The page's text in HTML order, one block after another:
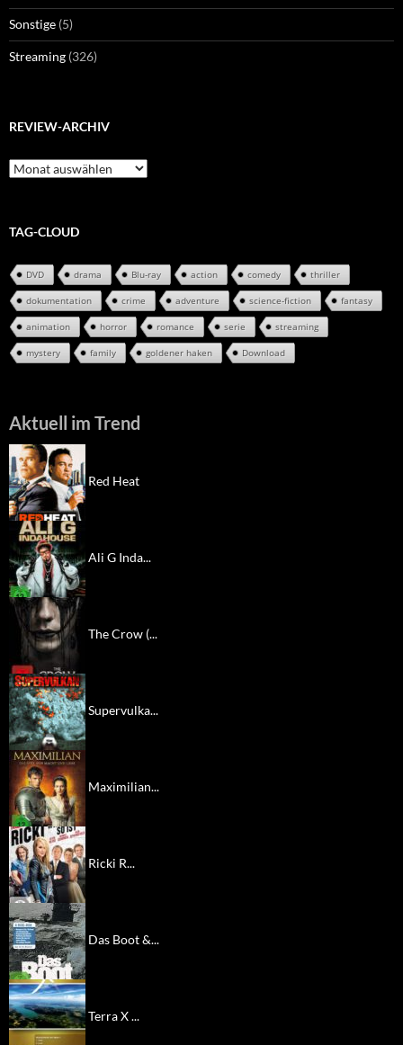
Sonstige (5)
Streaming (326)
REVIEW-ARCHIV
Review-
Archiv
TAG-CLOUD
DVD drama Blu-ray action comedy thriller
dokumentation crime adventure science-fiction fantasy
animation horror romance serie streaming
mystery family goldener haken Download
Aktuell im Trend
Red Heat
Ali G Inda...
The Crow (...
Supervulka...
Maximilian...
Ricki R...
Das Boot &...
Terra X ...